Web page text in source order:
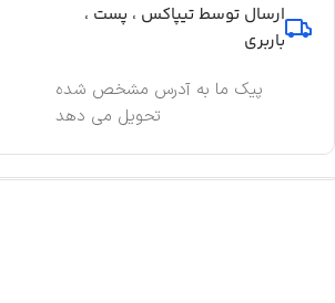
ارسال توسط تیپاکس ، پست ،
باربری
پیک ما به آدرس مشخص شده
تحویل می دهد